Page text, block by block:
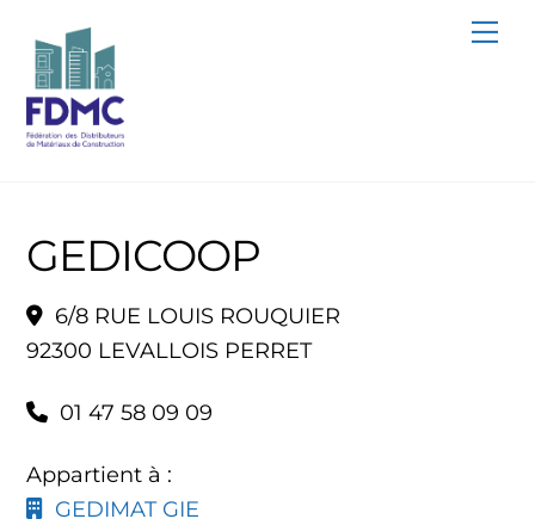
content
GEDICOOP
6/8 RUE LOUIS ROUQUIER
92300 LEVALLOIS PERRET
01 47 58 09 09
Appartient à :
GEDIMAT GIE